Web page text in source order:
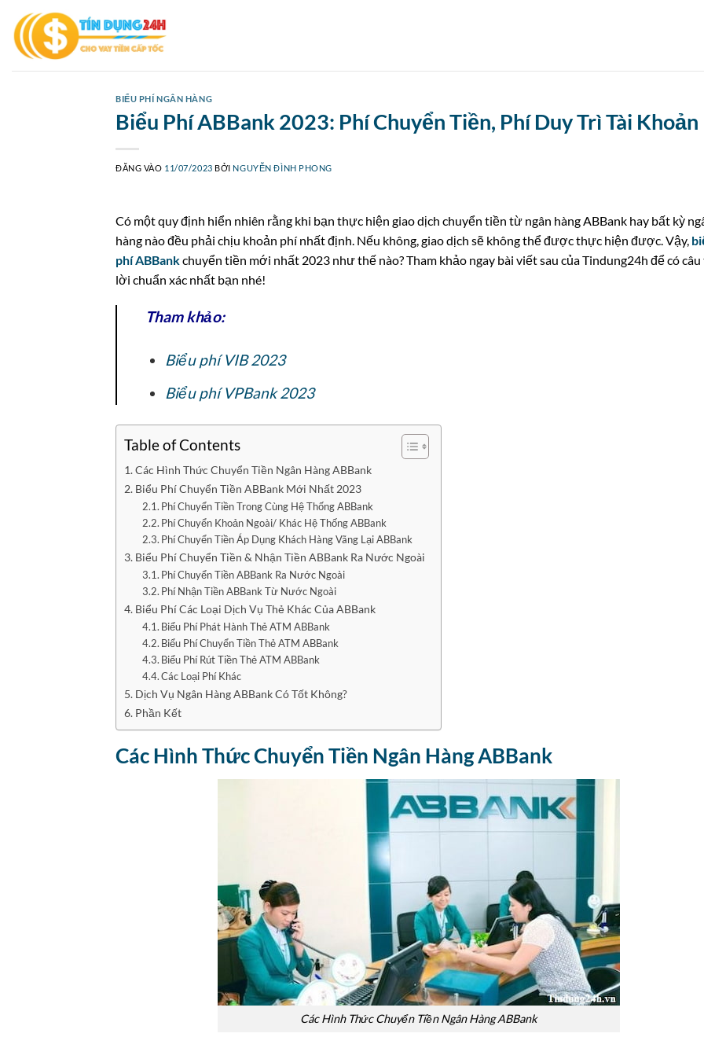
qua
nội
dung
BIỂU PHÍ NGÂN HÀNG
Biểu Phí ABBank 2023: Phí Chuyển Tiền, Phí Duy Trì Tài Khoản
ĐĂNG VÀO 11/07/2023 BỞI NGUYỄN ĐÌNH PHONG
Có một quy định hiển nhiên rằng khi bạn thực hiện giao dịch chuyển tiền từ ngân hàng ABBank hay bất kỳ
hàng nào đều phải chịu khoản phí nhất định. Nếu không, giao dịch sẽ không thể được thực hiện được. Vậy,
phí ABBankchuyển tiền mới nhất 2023 như thế nào? Tham khảo ngay bài viết sau của Tindung24h để có
lời chuẩn xác nhất bạn nhé!
Tham khảo:
Biểu phí VIB 2023
Biểu phí VPBank 2023
Table of Contents
Các Hình Thức Chuyển Tiền Ngân Hàng ABBank
Biểu Phí Chuyển Tiền ABBank Mới Nhất 2023
Phí Chuyển Tiền Trong Cùng Hệ Thống ABBank
Phí Chuyển Khoản Ngoài/ Khác Hệ Thống ABBank
Phí Chuyển Tiền Áp Dụng Khách Hàng Vãng Lại ABBank
Biểu Phí Chuyển Tiền & Nhận Tiền ABBank Ra Nước Ngoài
Phí Chuyển Tiền ABBank Ra Nước Ngoài
Phí Nhận Tiền ABBank Từ Nước Ngoài
Biểu Phí Các Loại Dịch Vụ Thẻ Khác Của ABBank
Biểu Phí Phát Hành Thẻ ATM ABBank
Biểu Phí Chuyển Tiền Thẻ ATM ABBank
Biểu Phí Rút Tiền Thẻ ATM ABBank
Các Loại Phí Khác
Dịch Vụ Ngân Hàng ABBank Có Tốt Không?
Phần Kết
Các Hình Thức Chuyển Tiền Ngân Hàng ABBank
Các Hình Thức Chuyển Tiền Ngân Hàng ABBank